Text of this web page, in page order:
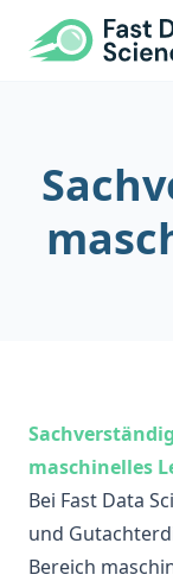
Fast Data
maschinelles
Bei Fast Data
und
Bereich